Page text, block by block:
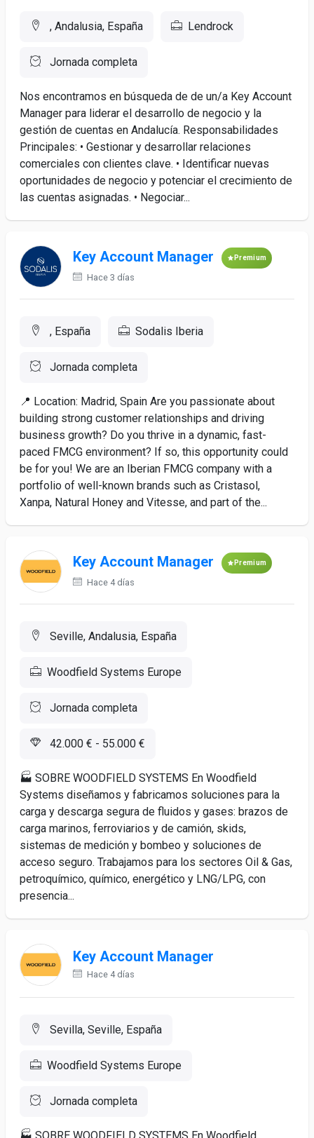
, Andalusia, España Lendrock
Jornada completa
Nos encontramos en búsqueda de de un/a Key Account
Manager para liderar el desarrollo de negocio y la
gestión de cuentas en Andalucía. Responsabilidades
Principales: • Gestionar y desarrollar relaciones
comerciales con clientes clave. • Identificar nuevas
oportunidades de negocio y potenciar el crecimiento de
las cuentas asignadas. • Negociar...
Key Account Manager Premium
Hace 3 días
, España Sodalis Iberia
Jornada completa
📍 Location: Madrid, Spain Are you passionate about
building strong customer relationships and driving
business growth? Do you thrive in a dynamic, fast-
paced FMCG environment? If so, this opportunity could
be for you! We are an Iberian FMCG company with a
portfolio of well-known brands such as Cristasol,
Xanpa, Natural Honey and Vitesse, and part of the...
Key Account Manager Premium
Hace 4 días
Seville, Andalusia, España
Woodfield Systems Europe
Jornada completa
42.000 € - 55.000 €
🏭 SOBRE WOODFIELD SYSTEMS En Woodfield
Systems diseñamos y fabricamos soluciones para la
carga y descarga segura de fluidos y gases: brazos de
carga marinos, ferroviarios y de camión, skids,
sistemas de medición y bombeo y soluciones de
acceso seguro. Trabajamos para los sectores Oil & Gas,
petroquímico, químico, energético y LNG/LPG, con
presencia...
Key Account Manager
Hace 4 días
Sevilla, Seville, España
Woodfield Systems Europe
Jornada completa